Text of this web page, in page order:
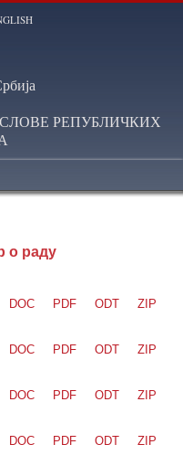
РЕПУБЛИЧКИХ
о раду
ZIP
ODT
PDF
DOC
ZIP
ODT
PDF
DOC
ZIP
ODT
PDF
DOC
ZIP
ODT
PDF
DOC